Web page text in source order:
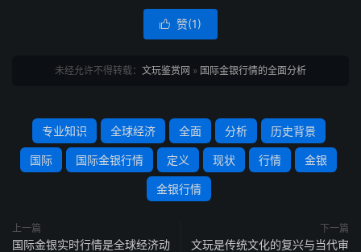
 赞(1)
未经允许不得转载： 文玩鉴赏网 » 国际金银行情的全面分析
专业知识 全球经济 全面 分析 历史背景
国际 国际金银行情 定义 现状 行情 金银
金银行情
上一篇
国际金银实时行情是全球经济动
下一篇
文玩是传统文化的复兴与当代审